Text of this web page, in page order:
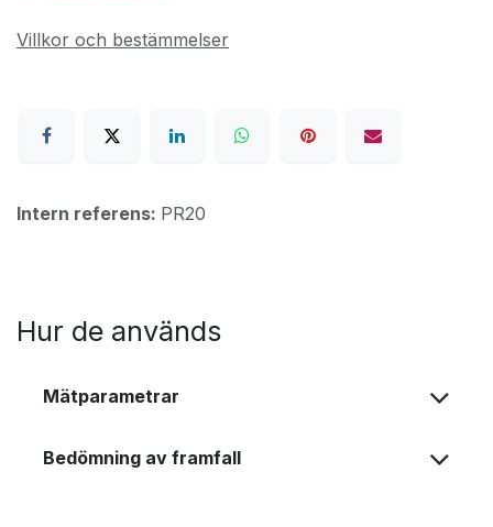
Villkor och bestämmelser
Intern referens: PR20
Hur de används
Mätparametrar
Bedömning av framfall